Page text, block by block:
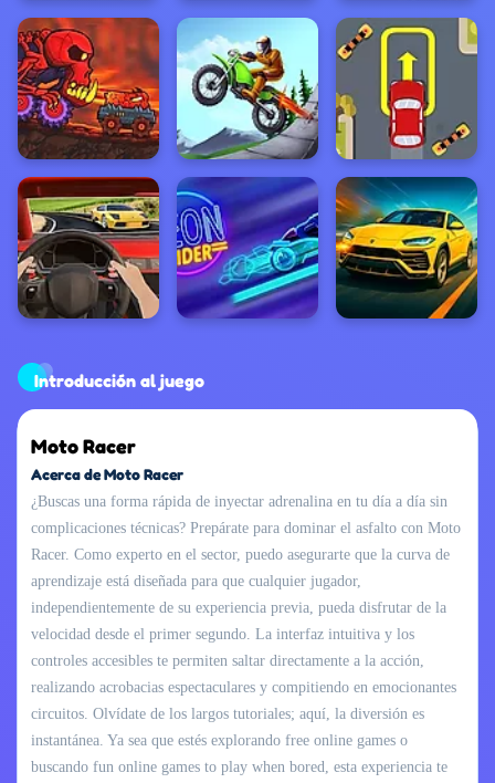
Introducción al juego
Moto Racer
Acerca de Moto Racer
¿Buscas una forma rápida de inyectar adrenalina en tu día a día sin
complicaciones técnicas? Prepárate para dominar el asfalto con Moto
Racer. Como experto en el sector, puedo asegurarte que la curva de
aprendizaje está diseñada para que cualquier jugador,
independientemente de su experiencia previa, pueda disfrutar de la
velocidad desde el primer segundo. La interfaz intuitiva y los
controles accesibles te permiten saltar directamente a la acción,
realizando acrobacias espectaculares y compitiendo en emocionantes
circuitos. Olvídate de los largos tutoriales; aquí, la diversión es
instantánea. Ya sea que estés explorando free online games o
buscando fun online games to play when bored, esta experiencia te